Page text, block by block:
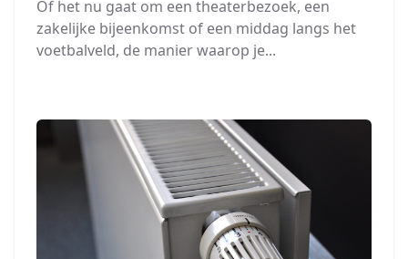
Of het nu gaat om een theaterbezoek, een
zakelijke bijeenkomst of een middag langs het
voetbalveld, de manier waarop je...